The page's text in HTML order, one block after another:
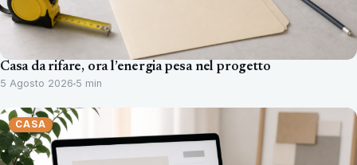
Casa da rifare, ora l’energia pesa nel progetto
5 Agosto 2026 5 min
CASA